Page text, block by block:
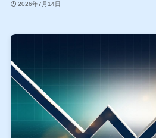
2026年7月14日